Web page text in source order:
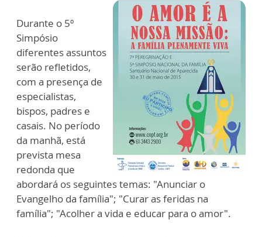
Durante o 5º
Simpósio
diferentes assuntos
serão refletidos,
com a presença de
especialistas,
bispos, padres e
casais. No período
da manhã, está
prevista mesa
redonda que
abordará os seguintes temas: "Anunciar o
Evangelho da família"; "Curar as feridas na
família"; "Acolher a vida e educar para o amor".